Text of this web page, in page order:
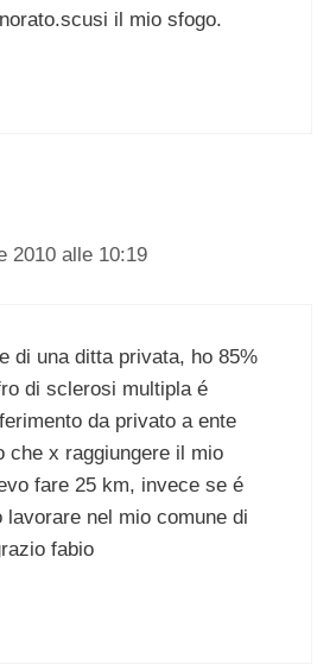
il mio sfogo.
2010 alle 10:19
di una ditta privata, ho 85%
di sclerosi multipla é
da privato a ente
che x raggiungere il mio
fare 25 km, invece se é
lavorare nel mio comune di
fabio